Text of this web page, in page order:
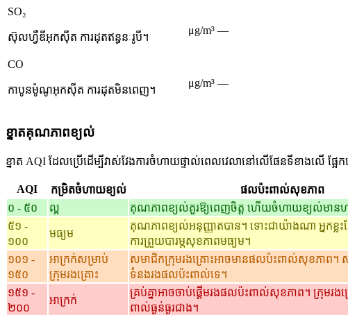
SO₂
ស៊ុលហ្វឺឌីអុកស៊ីត ការដុតឥន្ធនៈរូបី។
μg/m³ —
CO
កាបូនម៉ូណូអុកស៊ីត ការដុតមិនពេញ។
μg/m³ —
ខ្នាតគុណភាពខ្យល់
ខ្នាត AQI ដែលប្រើដើម្បីវាស់វែងការចំហាយផ្ទាល់ពេលវេលានៅលើផែនទីខាងលើ ផ្អ
AQI កម្រិតចំហាយខ្យល់ ផលប៉ះពាល់សុខភាព
០ - ៥០
ល្អ គុណភាពខ្យល់គួរឱ្យពេញចិត្ត ហើយចំហាយខ្យល់មានហ
៥១ -
១០០
មធ្យម
គុណភាពខ្យល់អនុញ្ញាតបាន។ ទោះជាយ៉ាងណា អ្នកខ្លះ
ការព្រួយបារម្ភសុខភាពមធ្យម។
១០១ -
១៥០
អាក្រក់សម្រាប់
ក្រុមរងគ្រោះ
សមាជិកក្រុមរងគ្រោះអាចមានផលប៉ះពាល់សុខភាព។
ទំនងរងផលប៉ះពាល់ទេ។
១៥១ -
២០០
អាក្រក់
គ្រប់គ្នាអាចចាប់ផ្តើមរងផលប៉ះពាល់សុខភាព។ ក្រុមរង
ពាល់ធ្ងន់ធ្ងរជាង។